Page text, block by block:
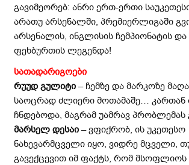
გავიმეორებ: ანრი ერთ-ერთი
არათუ არსენალში, პრემიერლიგაში
არსენალის, ინგლისის ჩემპიონატის
ფეხბურთის ლეგენდა!
სათადარიგოები
რუუდ გულიტი– ჩემზე და მარკოზე
საოცრად ძლიერი მოთამაშე… კართან
ჩნდებოდა, მაგრამ უამრავ პრობლემას
მარსელ დესაი – ვფიქრობ, ის უკეთესო
ნახევარმცველი იყო, ვიდრე მცველი,
გავექცევით იმ ფაქტს, რომ მსოფლიოს